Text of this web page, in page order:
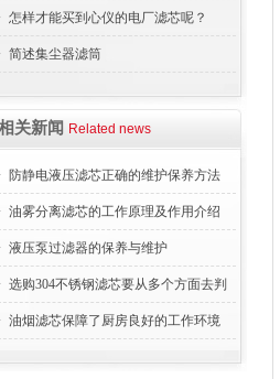
障相应解决方法
怎样才能买到心仪的电厂滤芯呢？
简述集尘器滤筒
关新闻 Related news
防静电液压滤芯正确的维护保养方法
油雾分离滤芯的工作原理及作用介绍
液压泵过滤器的保养与维护
选购304不锈钢滤芯要从多个方面去判
断
油烟滤芯保障了厨房良好的工作环境